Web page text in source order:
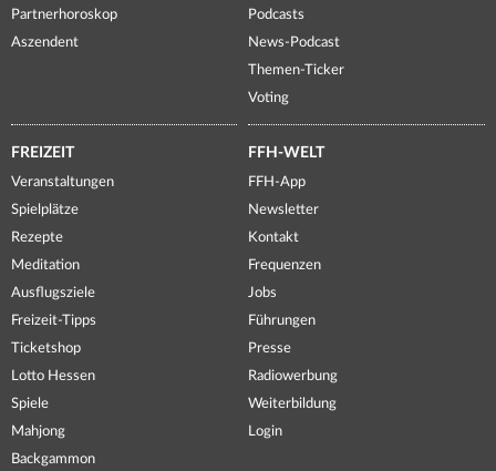
Partnerhoroskop
Aszendent
Podcasts
News-Podcast
Themen-Ticker
Voting
FREIZEIT
Veranstaltungen
Spielplätze
Rezepte
Meditation
Ausflugsziele
Freizeit-Tipps
Ticketshop
Lotto Hessen
Spiele
Mahjong
Backgammon
FFH-WELT
FFH-App
Newsletter
Kontakt
Frequenzen
Jobs
Führungen
Presse
Radiowerbung
Weiterbildung
Login